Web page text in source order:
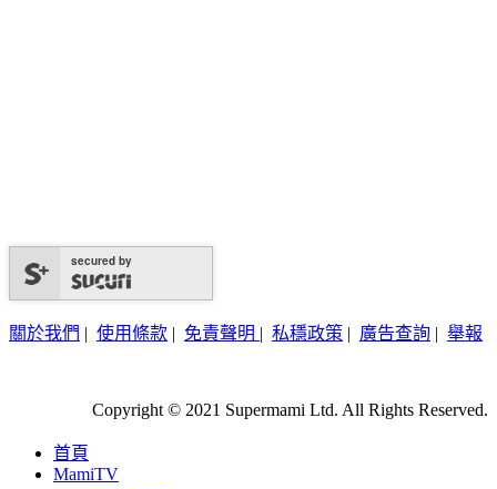
secured by
關於我們 | 使用條款 | 免責聲明 | 私穩政策 | 廣告查詢 | 舉報
Copyright © 2021 Supermami Ltd. All Rights Reserved.
首頁
MamiTV